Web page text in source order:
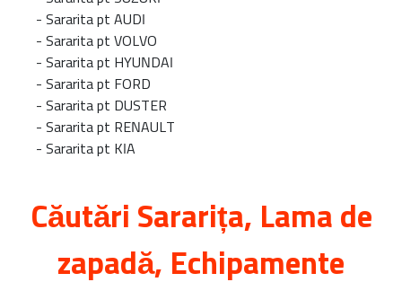
- Sararita pt AUDI
- Sararita pt VOLVO
- Sararita pt HYUNDAI
- Sararita pt FORD
- Sararita pt DUSTER
- Sararita pt RENAULT
- Sararita pt KIA
Căutări Sararița, Lama de
zapadă, Echipamente